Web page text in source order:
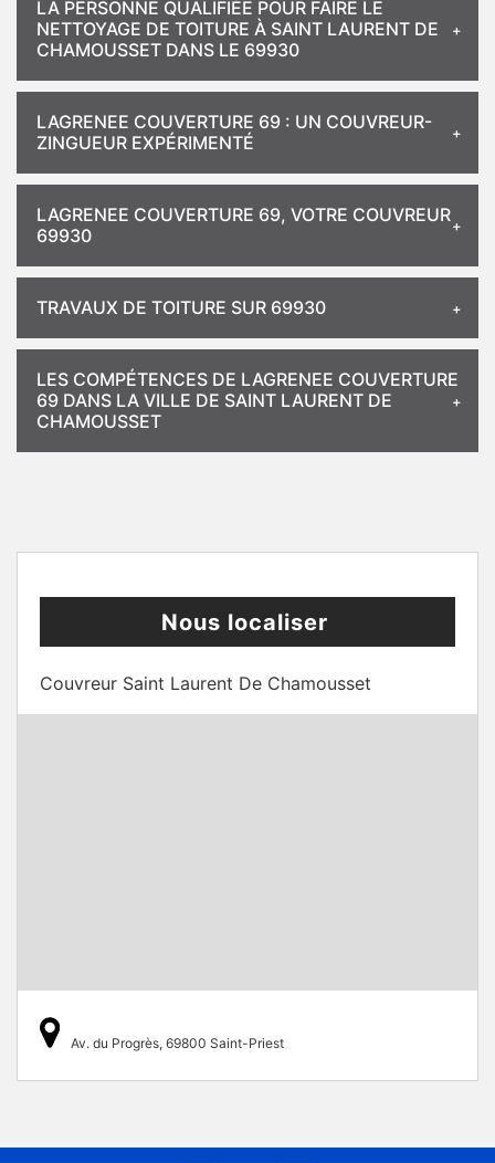
LA PERSONNE QUALIFIÉE POUR FAIRE LE
NETTOYAGE DE TOITURE À SAINT LAURENT DE
CHAMOUSSET DANS LE 69930
LAGRENEE COUVERTURE 69 : UN COUVREUR-
ZINGUEUR EXPÉRIMENTÉ
LAGRENEE COUVERTURE 69, VOTRE COUVREUR
69930
TRAVAUX DE TOITURE SUR 69930
LES COMPÉTENCES DE LAGRENEE COUVERTURE
69 DANS LA VILLE DE SAINT LAURENT DE
CHAMOUSSET
Nous localiser
Couvreur Saint Laurent De Chamousset
Av. du Progrès, 69800 Saint-Priest